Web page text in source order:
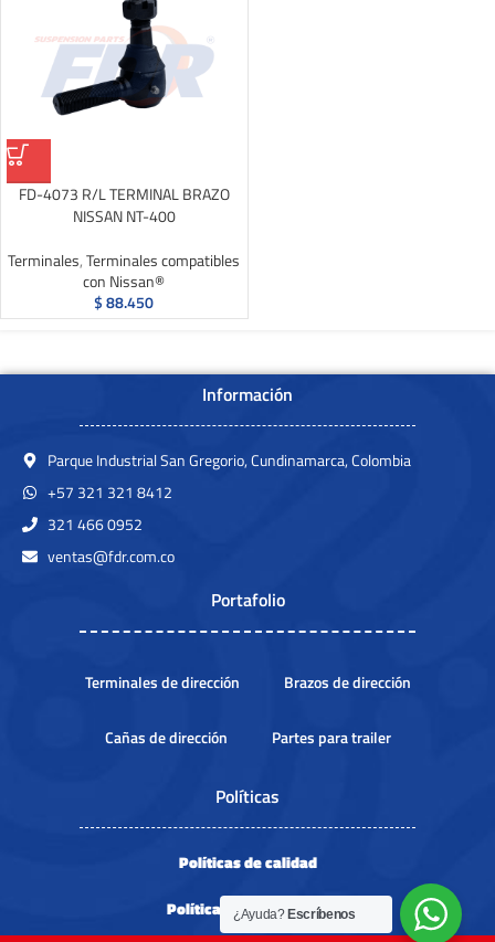
FD-4073 R/L TERMINAL BRAZO
NISSAN NT-400
Terminales,Terminales compatibles
con Nissan®
$88.450
Información
Parque Industrial San Gregorio, Cundinamarca, Colombia
+57 321 321 8412
321 466 0952
ventas@fdr.com.co
Portafolio
Terminales de dirección Brazos de dirección
Cañas de dirección Partes para trailer
Políticas
Políticas de calidad
Políticas de privacidad
¿Ayuda? Escríbenos